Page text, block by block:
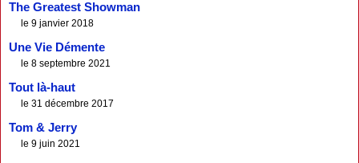
The Greatest Showman
le 9 janvier 2018
Une Vie Démente
le 8 septembre 2021
Tout là-haut
le 31 décembre 2017
Tom & Jerry
le 9 juin 2021